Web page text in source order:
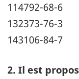
114792-68-6
132373-76-3
143106-84-7
2. Il est